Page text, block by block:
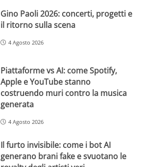
Gino Paoli 2026: concerti, progetti e
il ritorno sulla scena
4 Agosto 2026
Piattaforme vs AI: come Spotify,
Apple e YouTube stanno
costruendo muri contro la musica
generata
4 Agosto 2026
Il furto invisibile: come i bot AI
generano brani fake e svuotano le